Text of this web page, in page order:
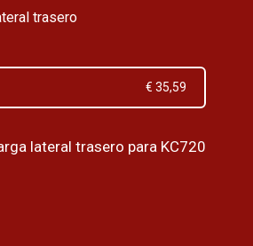
trasero
€ 35,59
lateral trasero para KC720